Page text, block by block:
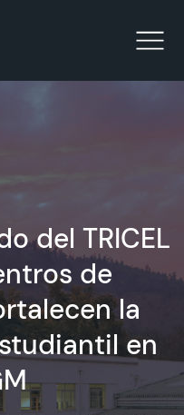
del TRICEL
de
la
en